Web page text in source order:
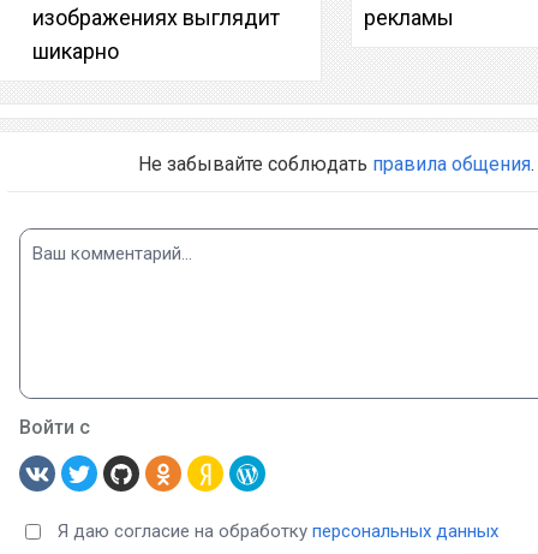
изображениях выглядит
шикарно
рекламы
Не забывайте соблюдать правила общения.
Войти с
Я даю согласие на обработку персональных данных